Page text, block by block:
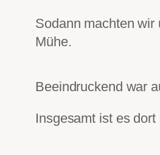
Sodann machten
Mühe.
Beeindruckend war
Insgesamt ist es